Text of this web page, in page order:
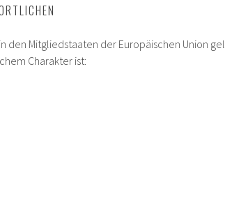
den Mitgliedstaaten der Europäischen Union
Charakter ist: